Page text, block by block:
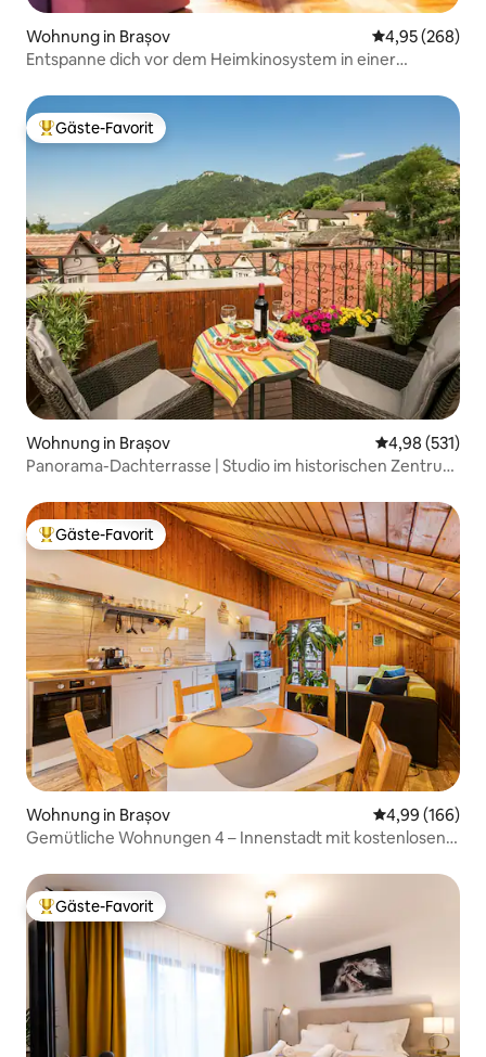
Wohnung in Brașov
4,95 (268)
Entspanne dich vor dem Heimkinosystem in einer
Beliebter Gäste-Favorit.
Gäste-Favorit
Wohnung in Brașov
4,98 (531)
Panorama-Dachterrasse | Studio im historischen Zentrum
Beliebter Gäste-Favorit.
Gäste-Favorit
Wohnung in Brașov
4,99 (166)
Gemütliche Wohnungen 4 – Innenstadt mit kostenlosen
Beliebter Gäste-Favorit.
Gäste-Favorit